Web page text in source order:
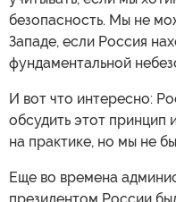
безопасность. Мы не
Западе, если Россия
фундаментальной
И вот что интересно:
обсудить этот принцип
на практике, но мы не
Еще во времена